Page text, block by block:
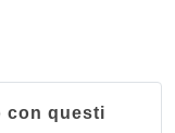
con questi